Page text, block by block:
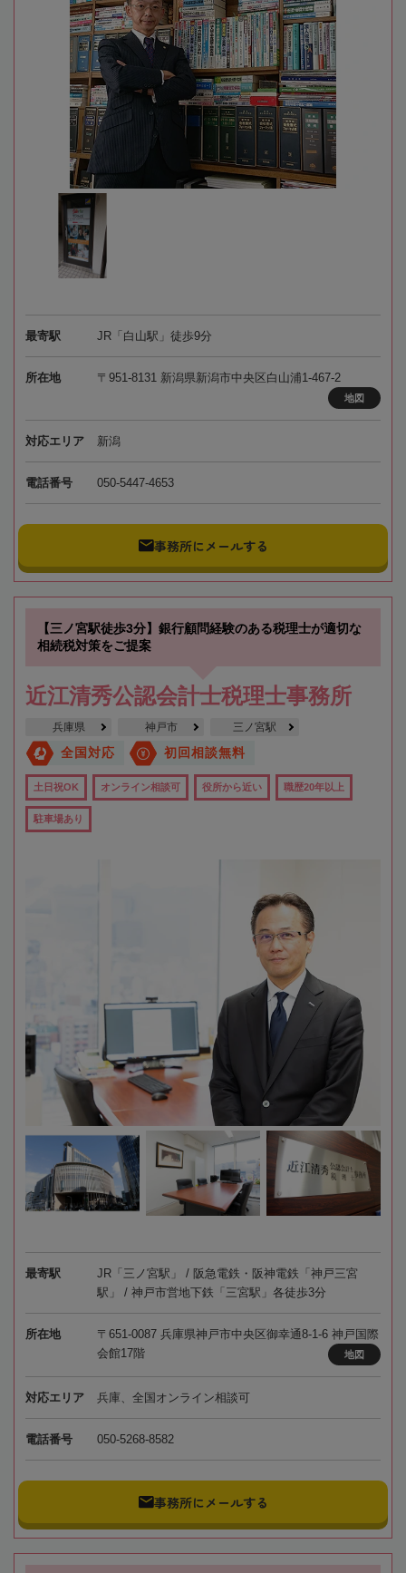
最寄駅 JR「白山駅」徒歩9分
所在地 〒951-8131 新潟県新潟市中央区白山浦1-467-2
地図
対応エリア 新潟
電話番号 050-5447-4653
事務所にメールする
【三ノ宮駅徒歩3分】銀行顧問経験のある税理士が適切な
相続税対策をご提案
近江清秀公認会計士税理士事務所
兵庫県 神戸市 三ノ宮駅
全国対応 初回相談無料
土日祝OK オンライン相談可 役所から近い 職歴20年以上
駐車場あり
最寄駅
JR「三ノ宮駅」 / 阪急電鉄・阪神電鉄「神戸三宮
駅」 / 神戸市営地下鉄「三宮駅」各徒歩3分
所在地
〒651-0087 兵庫県神戸市中央区御幸通8-1-6 神戸国際
会館17階
地図
対応エリア 兵庫、全国オンライン相談可
電話番号 050-5268-8582
事務所にメールする